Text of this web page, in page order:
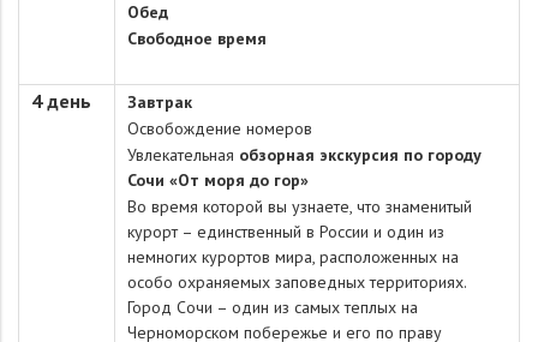
Обед
Свободное время
4 день
Завтрак
Освобождение номеров
Увлекательная обзорная экскурсия по городу
Сочи «От моря до гор»
Во время которой вы узнаете, что знаменитый
курорт – единственный в России и один из
немногих курортов мира, расположенных на
особо охраняемых заповедных территориях.
Город Сочи – один из самых теплых на
Черноморском побережье и его по праву